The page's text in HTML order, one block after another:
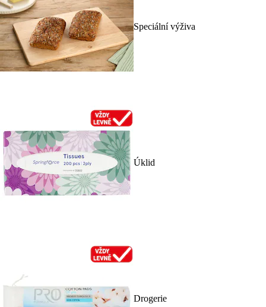
Speciální výživa
Úklid
Drogerie